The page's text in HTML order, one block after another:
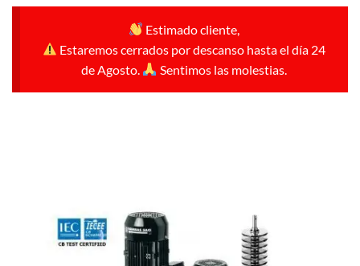
Estimado cliente,
Estaremos cerrados por descanso hasta el día 24
de Agosto.
Sentimos las molestias.